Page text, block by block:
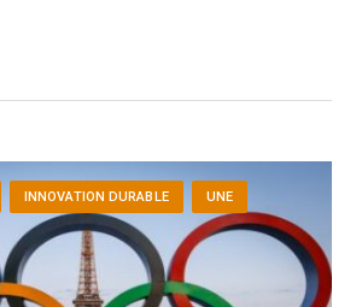
INNOVATION DURABLE UNE